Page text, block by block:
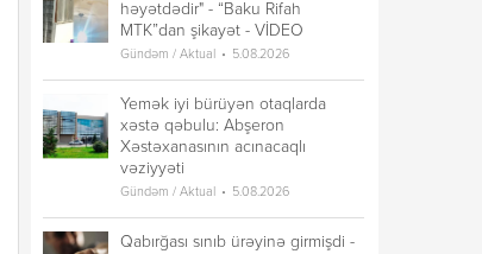
həyətdədir" - “Baku Rifah
MTK”dan şikayət - VİDEO
Gündəm / Aktual 5.08.2026
Yemək iyi bürüyən otaqlarda
xəstə qəbulu: Abşeron
Xəstəxanasının acınacaqlı
vəziyyəti
Gündəm / Aktual 5.08.2026
Qabırğası sınıb ürəyinə girmişdi -